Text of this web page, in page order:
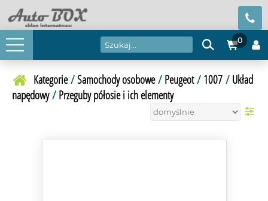
0
Kategorie/Samochody osobowe/ Peugeot/ 1007/ Układ
napędowy/ Przeguby półosie i ich elementy